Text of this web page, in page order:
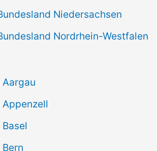
Niedersachsen
Nordrhein-Westfalen